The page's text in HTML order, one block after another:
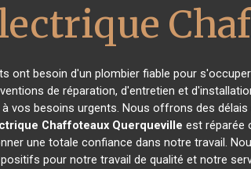
ont besoin d'un plombier fiable pour
de réparation, d'entretien et
vos besoins urgents. Nous offrons des
Chaffoteaux Querqueville est réparée
une totale confiance dans notre travail.
pour notre travail de qualité et notre